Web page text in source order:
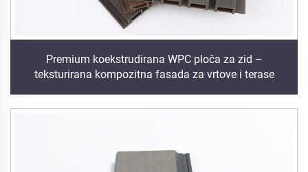
Premium koekstrudirana WPC ploča za zid –
teksturirana kompozitna fasada za vrtove i terase